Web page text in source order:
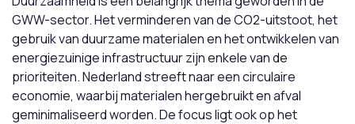
GWW-sector. Het verminderen van de CO2-uitstoot, het
gebruik van duurzame materialen en het ontwikkelen van
energiezuinige infrastructuur zijn enkele van de
prioriteiten. Nederland streeft naar een circulaire
economie, waarbij materialen hergebruikt en afval
geminimaliseerd worden. De focus ligt ook op het